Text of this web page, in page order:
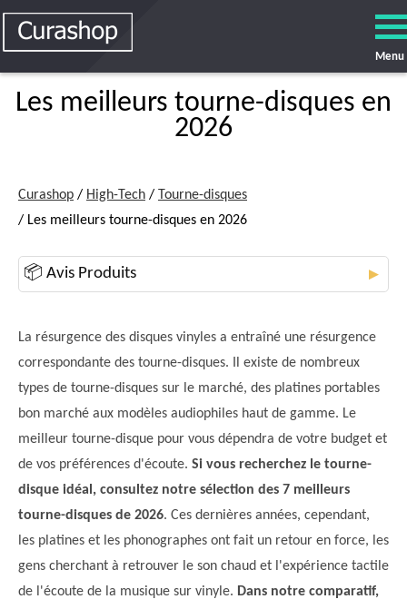
Menu
Les meilleurs tourne-disques en
2026
Curashop / High-Tech /
Tourne-disques
/ Les meilleurs tourne-disques en 2026
📦 Avis Produits ▼
La résurgence des disques vinyles a entraîné une résurgence
correspondante des tourne-disques. Il existe de nombreux
types de tourne-disques sur le marché, des platines portables
bon marché aux modèles audiophiles haut de gamme. Le
meilleur tourne-disque pour vous dépendra de votre budget et
de vos préférences d'écoute. Si vous recherchez le tourne-
disque idéal, consultez notre sélection des 7 meilleurs
tourne-disques de 2026. Ces dernières années, cependant,
les platines et les phonographes ont fait un retour en force, les
gens cherchant à retrouver le son chaud et l'expérience tactile
de l'écoute de la musique sur vinyle. Dans notre comparatif,